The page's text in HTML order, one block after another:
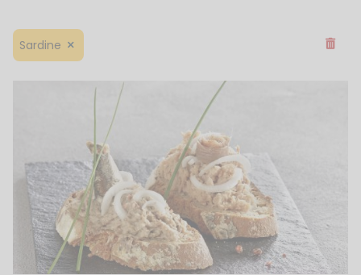
Sardine